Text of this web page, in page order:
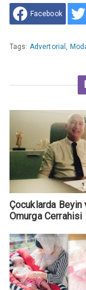
Facebook
Tags: Advertorial
Çocuklarda Beyin
Omurga Cerrahisi